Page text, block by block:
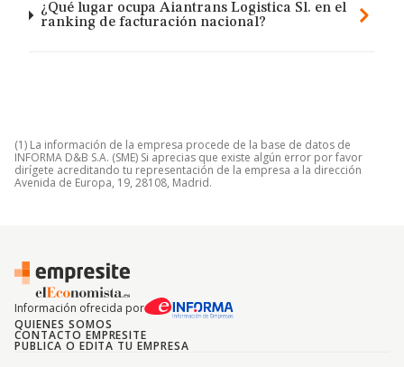
¿Qué lugar ocupa Aiantrans Logistica Sl. en el
ranking de facturación nacional?
(1) La información de la empresa procede de la base de datos de
INFORMA D&B S.A. (SME) Si aprecias que existe algún error por favor
dirígete acreditando tu representación de la empresa a la dirección
Avenida de Europa, 19, 28108, Madrid.
Información ofrecida por
QUIENES SOMOS
CONTACTO EMPRESITE
PUBLICA O EDITA TU EMPRESA